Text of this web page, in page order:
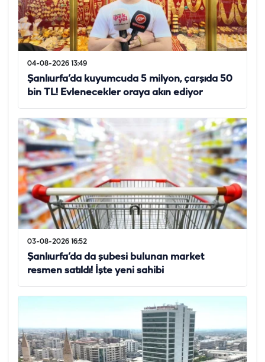
04-08-2026 13:49
Şanlıurfa’da kuyumcuda 5 milyon, çarşıda 50
bin TL! Evlenecekler oraya akın ediyor
03-08-2026 16:52
Şanlıurfa’da da şubesi bulunan market
resmen satıldı! İşte yeni sahibi